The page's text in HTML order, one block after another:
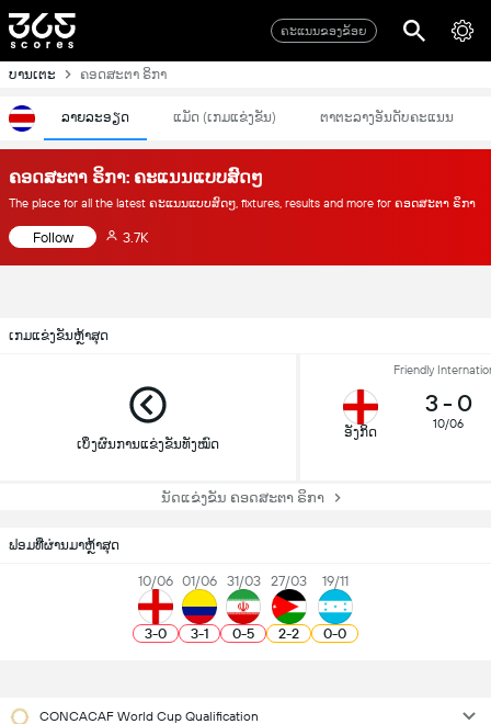
ຄະແນນຂອງຂ້ອຍ
ບານເຕະ ຄອດສະຕາ ຣິກາ
ລາຍລະອຽດ ແມັດ (ເກມແຂ່ງຂັນ) ຕາຕະລາງອັນດັບຄະແນນ
ຄອດສະຕາ ຣິກາ: ຄະແນນແບບສົດໆ
The place for all the latest ຄະແນນແບບສົດໆ, fixtures, results and more for ຄອດສະຕາ ຣິກາ
Follow 3.7K
ເກມແຂ່ງຂັນຫຼ້າສຸດ
ເບິ່ງຜົນການແຂ່ງຂັນທັງໝົດ
Friendly
ອັງກິດ
3 - 0
10/06
ນັດແຂ່ງຂັນ ຄອດສະຕາ ຣິກາ
ຟອມທີ່ຜ່ານມາຫຼ້າສຸດ
10/06
3-0
01/06
3-1
31/03
0-5
27/03
2-2
19/11
0-0
CONCACAF World Cup Qualification